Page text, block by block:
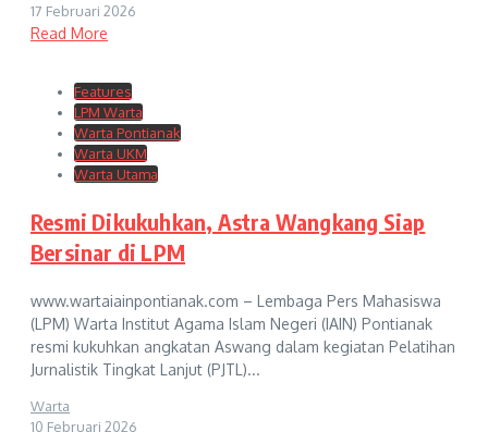
17 Februari 2026
Read More
Features
LPM Warta
Warta Pontianak
Warta UKM
Warta Utama
Resmi Dikukuhkan, Astra Wangkang Siap
Bersinar di LPM
www.wartaiainpontianak.com – Lembaga Pers Mahasiswa
(LPM) Warta Institut Agama Islam Negeri (IAIN) Pontianak
resmi kukuhkan angkatan Aswang dalam kegiatan Pelatihan
Jurnalistik Tingkat Lanjut (PJTL)...
Warta
10 Februari 2026